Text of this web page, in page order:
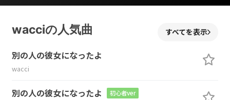
wacciの人気曲 すべてを表示
別の人の彼女になったよ
wacci
別の人の彼女になったよ 初心者ver